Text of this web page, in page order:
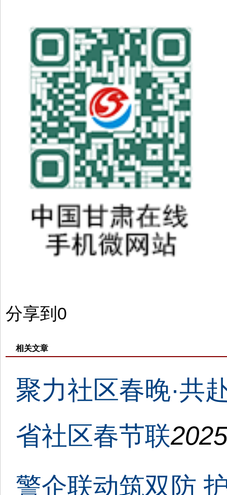
分享到 0
相关文章
聚力社区春晚·
省社区春节联
警企联动筑双防